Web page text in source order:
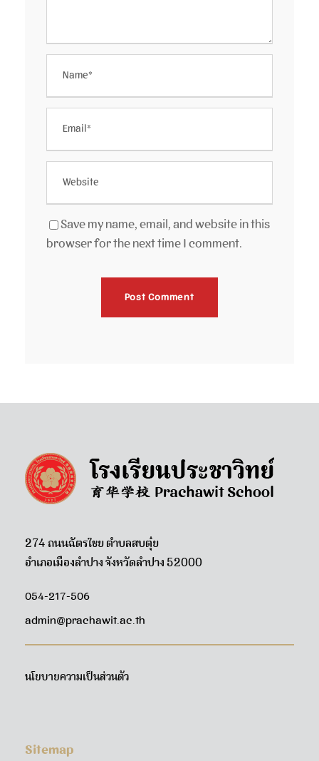
Save my name, email, and website in this
browser for the next time I comment.
274 ถนนฉัตรไชย ตำบลสบตุ๋ย
อำเภอเมืองลำปาง จังหวัดลำปาง 52000
054-217-506
admin@prachawit.ac.th
นโยบายความเป็นส่วนตัว
Sitemap